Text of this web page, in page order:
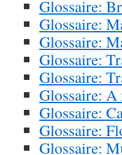
Glossaire:
Glossaire:
Glossaire:
Glossaire:
Glossaire:
Glossaire: A
Glossaire:
Glossaire:
Glossaire: